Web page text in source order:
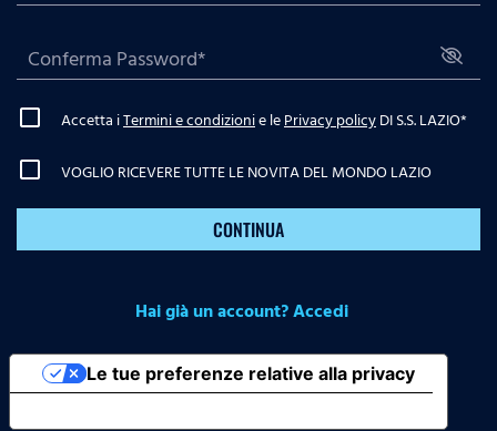
Accetta iTermini e condizionie lePrivacy policyDI S.S. LAZIO*
VOGLIO RICEVERE TUTTE LE NOVITA DEL MONDO LAZIO
CONTINUA
Hai già un account? Accedi
Le tue preferenze relative alla privacy